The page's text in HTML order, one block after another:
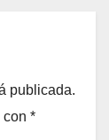
publicada.
con *